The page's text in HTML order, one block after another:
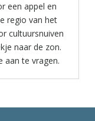
een appel en
regio van het
cultuursnuiven
naar de zon.
aan te vragen.